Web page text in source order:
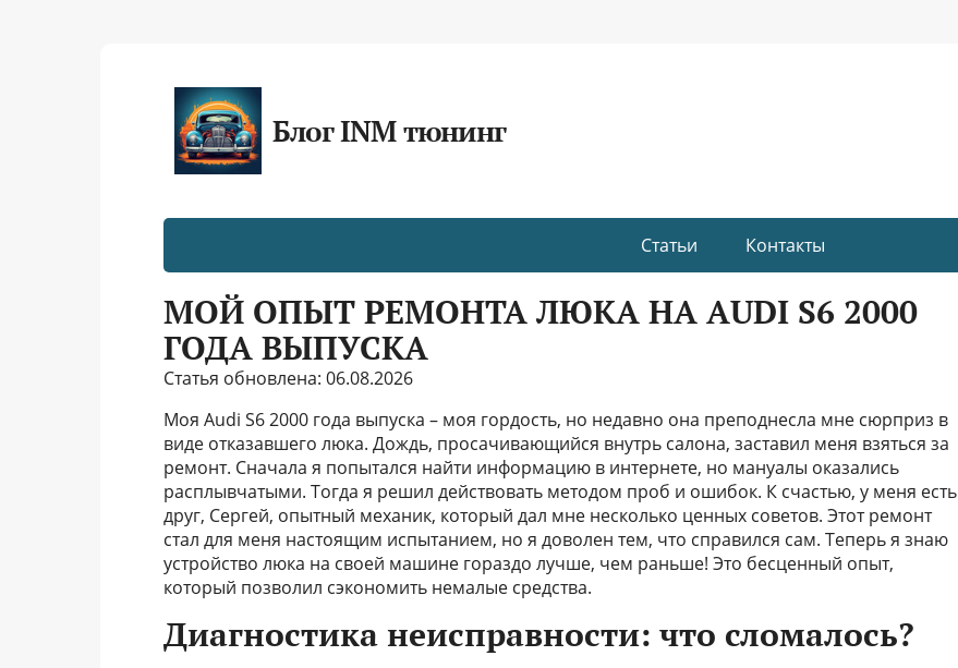
Блог INM тюнинг
Статьи Контакты
МОЙ ОПЫТ РЕМОНТА ЛЮКА НА AUDI S6 2000
ГОДА ВЫПУСКА
Статья обновлена: 06.08.2026
Моя Audi S6 2000 года выпуска – моя гордость, но недавно она преподнесла мне сюрприз в
виде отказавшего люка. Дождь, просачивающийся внутрь салона, заставил меня взяться за
ремонт. Сначала я попытался найти информацию в интернете, но мануалы оказались
расплывчатыми. Тогда я решил действовать методом проб и ошибок. К счастью, у меня есть
друг, Сергей, опытный механик, который дал мне несколько ценных советов. Этот ремонт
стал для меня настоящим испытанием, но я доволен тем, что справился сам. Теперь я знаю
устройство люка на своей машине гораздо лучше, чем раньше! Это бесценный опыт,
который позволил сэкономить немалые средства.
Диагностика неисправности: что сломалось?